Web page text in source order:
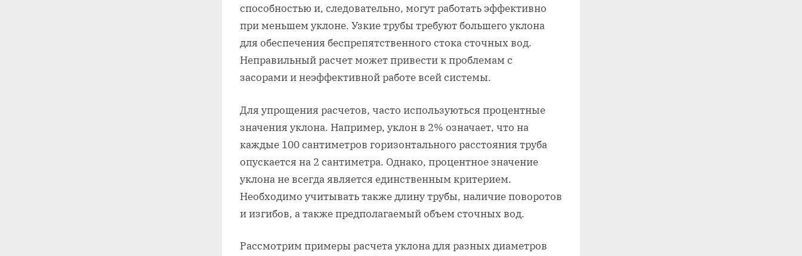
способностью и, следовательно, могут работать эффективно
при меньшем уклоне. Узкие трубы требуют большего уклона
для обеспечения беспрепятственного стока сточных вод.
Неправильный расчет может привести к проблемам с
засорами и неэффективной работе всей системы.
Для упрощения расчетов, часто используються процентные
значения уклона. Например, уклон в 2% означает, что на
каждые 100 сантиметров горизонтального расстояния труба
опускается на 2 сантиметра. Однако, процентное значение
уклона не всегда является единственным критерием.
Необходимо учитывать также длину трубы, наличие поворотов
и изгибов, а также предполагаемый объем сточных вод.
Рассмотрим примеры расчета уклона для разных диаметров